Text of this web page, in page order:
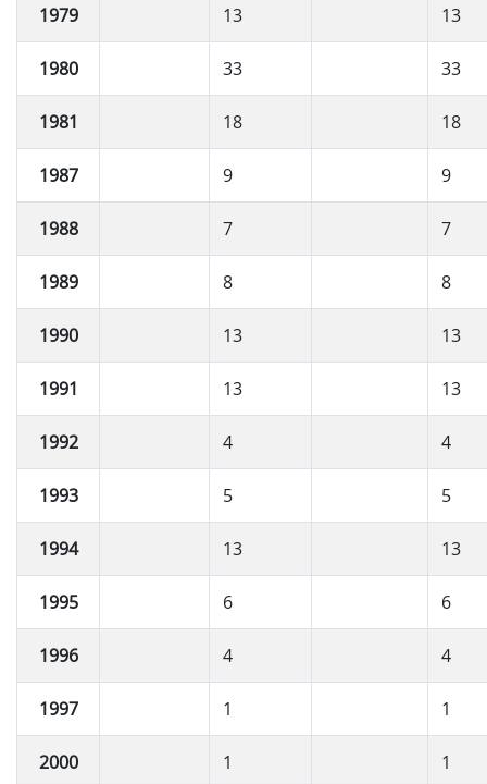
1979 13 13
1980 33 33
1981 18 18
1987 9 9
1988 7 7
1989 8 8
1990 13 13
1991 13 13
1992 4 4
1993 5 5
1994 13 13
1995 6 6
1996 4 4
1997 1 1
2000 1 1